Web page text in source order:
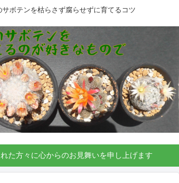
サボテンを枯らさず腐らせずに育てるコツ
た方々に心からのお見舞いを申し上げます